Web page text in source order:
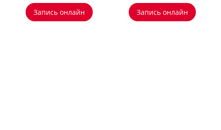
Запись онлайн Запись онлайн